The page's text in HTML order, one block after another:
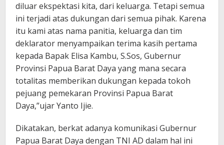
diluar ekspektasi kita, dari keluarga. Tetapi semua
ini terjadi atas dukungan dari semua pihak. Karena
itu kami atas nama panitia, keluarga dan tim
deklarator menyampaikan terima kasih pertama
kepada Bapak Elisa Kambu, S.Sos, Gubernur
Provinsi Papua Barat Daya yang mana secara
totalitas memberikan dukungan kepada tokoh
pejuang pemekaran Provinsi Papua Barat
Daya,”ujar Yanto Ijie.
Dikatakan, berkat adanya komunikasi Gubernur
Papua Barat Daya dengan TNI AD dalam hal ini